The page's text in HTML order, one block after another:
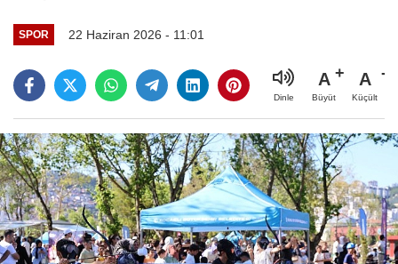
SPOR 22 Haziran 2026 - 11:01
Dinle
A
Büyüt
A
Küçült